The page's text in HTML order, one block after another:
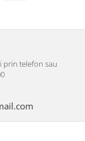
prin telefon sau